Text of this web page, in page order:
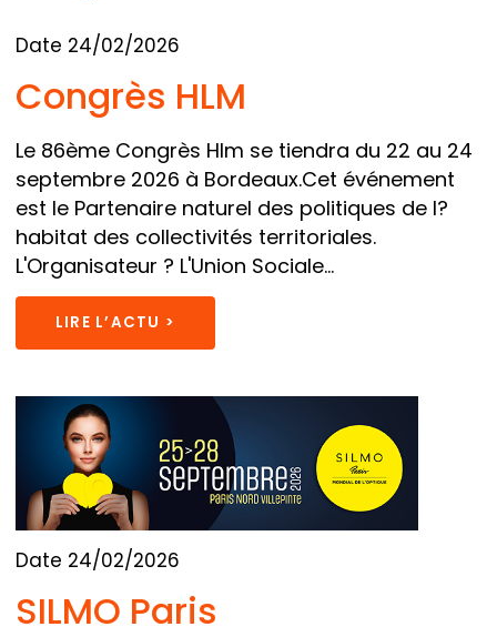
Date 24/02/2026
Congrès HLM
Le 86ème Congrès Hlm se tiendra du 22 au 24
septembre 2026 à Bordeaux.Cet événement
est le Partenaire naturel des politiques de l?
habitat des collectivités territoriales.
L'Organisateur ? L'Union Sociale...
LIRE L’ACTU >
Date 24/02/2026
SILMO Paris